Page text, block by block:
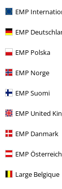
EMP
EMP
EMP Polska
EMP Norge
EMP Suomi
EMP United
EMP Danmark
EMP Österreich
Large Belgique
Ostatnia
%